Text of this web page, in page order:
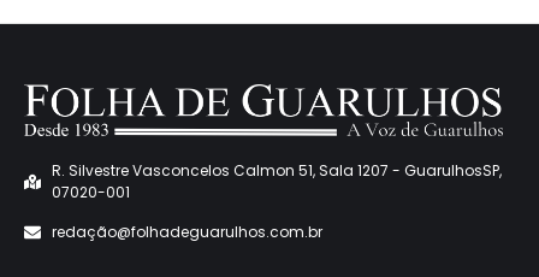
R. Silvestre Vasconcelos Calmon 51, Sala 1207 - GuarulhosSP,
07020-001
redação@folhadeguarulhos.com.br